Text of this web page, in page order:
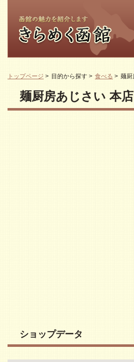
トップページ > 目的から探す > 食べる > 麺厨
麺厨房あじさい 本店
ショップデータ